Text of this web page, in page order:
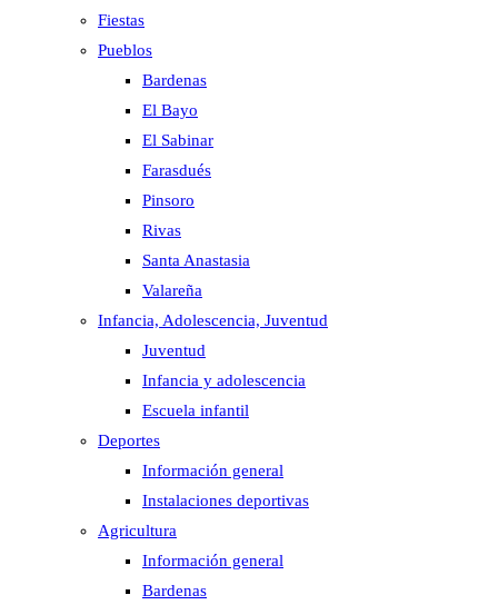
Fiestas
Pueblos
Bardenas
El Bayo
El Sabinar
Farasdués
Pinsoro
Rivas
Santa Anastasia
Valareña
Infancia, Adolescencia, Juventud
Juventud
Infancia y adolescencia
Escuela infantil
Deportes
Información general
Instalaciones deportivas
Agricultura
Información general
Bardenas